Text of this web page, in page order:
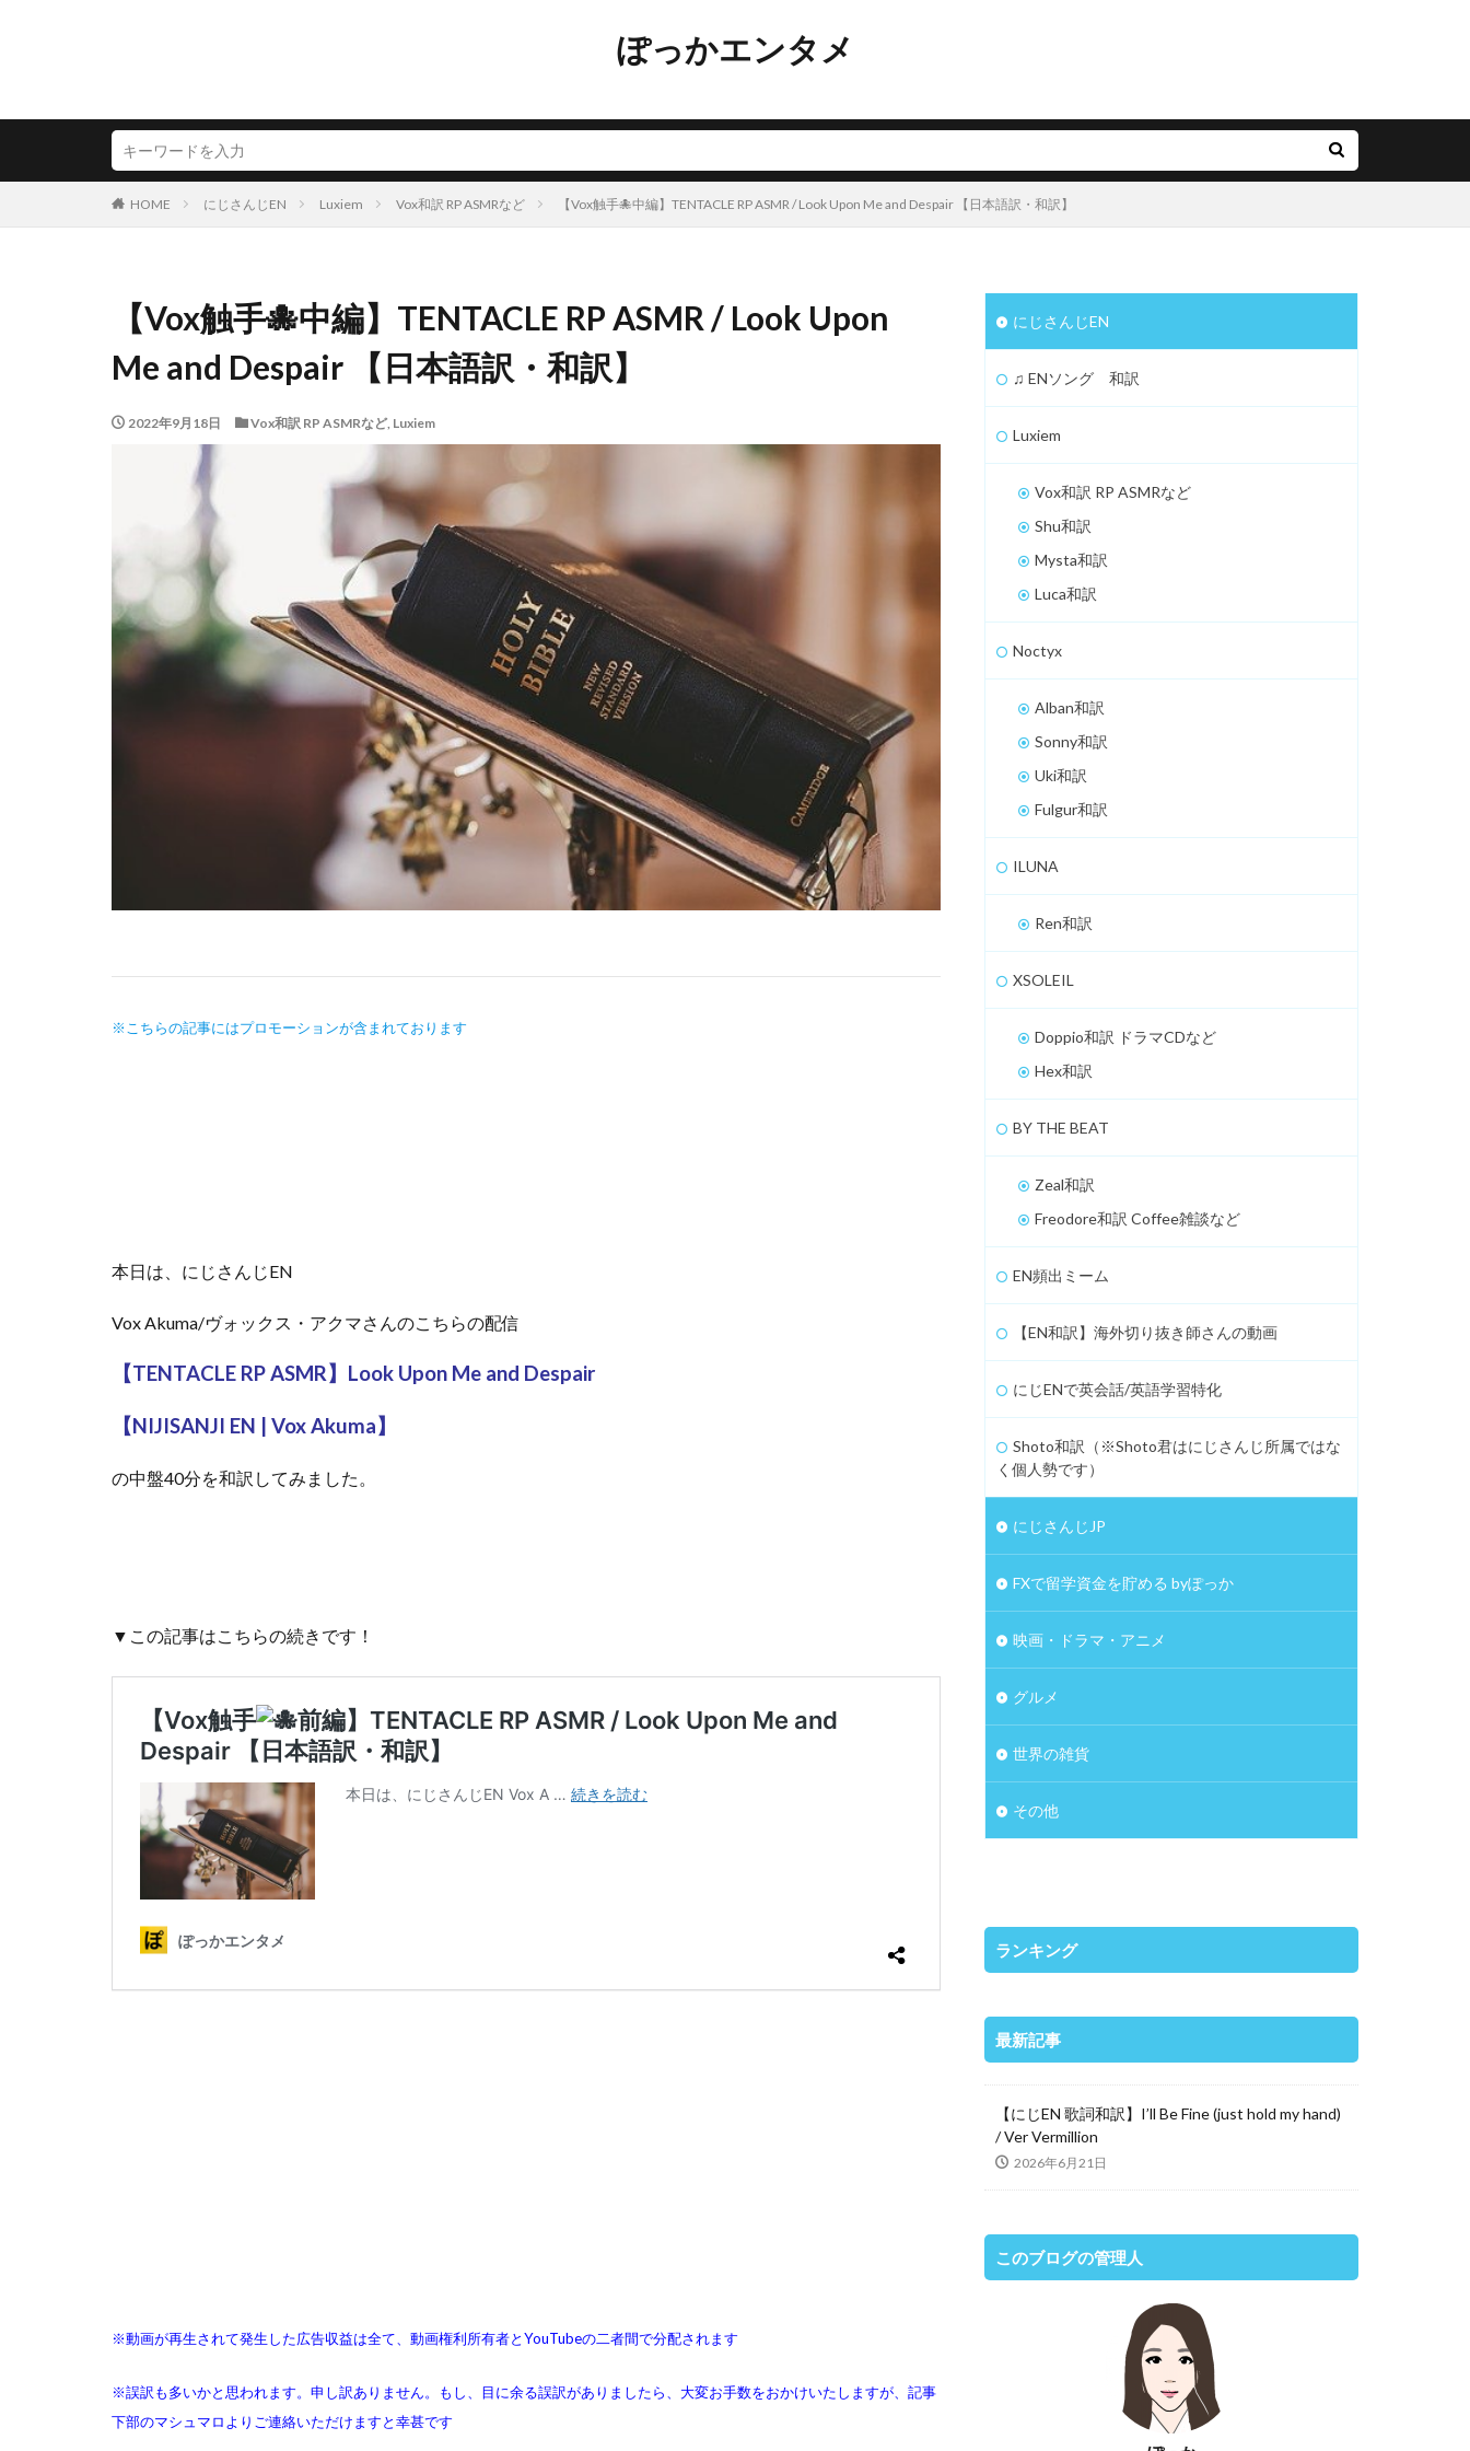
ぽっかエンタメ
HOME にじさんじEN Luxiem Vox和訳 RP ASMRなど 【Vox触手🐙中編】TENTACLE RP ASMR / Look Upon Me and Despair 【日本語訳・和訳】
【Vox触手🐙中編】TENTACLE RP ASMR / Look Upon
Me and Despair 【日本語訳・和訳】
2022年9月18日 Vox和訳 RP ASMRなど, Luxiem
※こちらの記事にはプロモーションが含まれております
本日は、にじさんじEN
Vox Akuma/ヴォックス・アクマさんのこちらの配信
【TENTACLE RP ASMR】Look Upon Me and Despair
【NIJISANJI EN | Vox Akuma】
の中盤40分を和訳してみました。
▼この記事はこちらの続きです！
※動画が再生されて発生した広告収益は全て、動画権利所有者とYouTubeの二者間で分配されます
※誤訳も多いかと思われます。申し訳ありません。もし、目に余る誤訳がありましたら、大変お手数をおかけいたしますが、記事
下部のマシュマロよりご連絡いただけますと幸甚です
にじさんじEN
♫ ENソング 和訳
Luxiem
Vox和訳 RP ASMRなど
Shu和訳
Mysta和訳
Luca和訳
Noctyx
Alban和訳
Sonny和訳
Uki和訳
Fulgur和訳
ILUNA
Ren和訳
XSOLEIL
Doppio和訳 ドラマCDなど
Hex和訳
BY THE BEAT
Zeal和訳
Freodore和訳 Coffee雑談など
EN頻出ミーム
【EN和訳】海外切り抜き師さんの動画
にじENで英会話/英語学習特化
Shoto和訳（※Shoto君はにじさんじ所属ではな
く個人勢です）
にじさんじJP
FXで留学資金を貯める byぽっか
映画・ドラマ・アニメ
グルメ
世界の雑貨
その他
ランキング
最新記事
【にじEN 歌詞和訳】I’ll Be Fine (just hold my hand)
/ Ver Vermillion
2026年6月21日
このブログの管理人